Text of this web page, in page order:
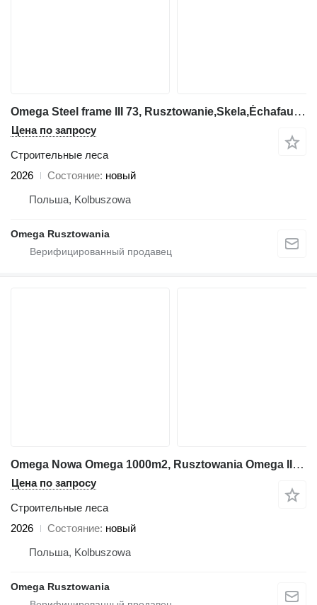
Omega Steel frame III 73, Rusztowanie,Skela,Échafaudage,Lešenie
Цена по запросу
Строительные леса
2026
Состояние новый
Польша, Kolbuszowa
Omega Rusztowania
Omega Nowa Omega 1000m2, Rusztowania Omega II, Scaffolding, Gerust, Sk
Цена по запросу
Строительные леса
2026
Состояние новый
Польша, Kolbuszowa
Omega Rusztowania